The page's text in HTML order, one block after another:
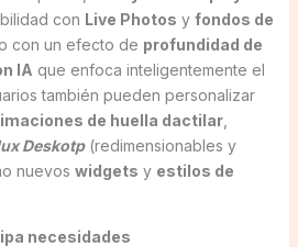
con Live Photos y fondos de
con un efecto de profundidad de
IA que enfoca inteligentemente el
también pueden personalizar
de huella dactilar,
Deskotp(redimensionables y
nuevos widgets y estilos de
necesidades